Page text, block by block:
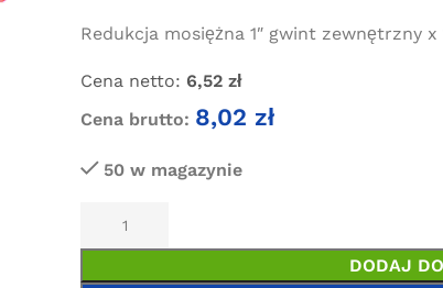
Redukcja mosiężna 1″ gwint zewnętrzny
Cena netto: 6,52 zł
Cena brutto: 8,02 zł
50 w magazynie
DODAJ